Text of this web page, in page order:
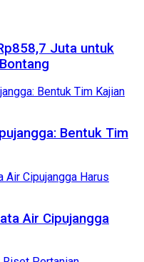
Juta untuk
Bentuk Tim
Air Cipujangga